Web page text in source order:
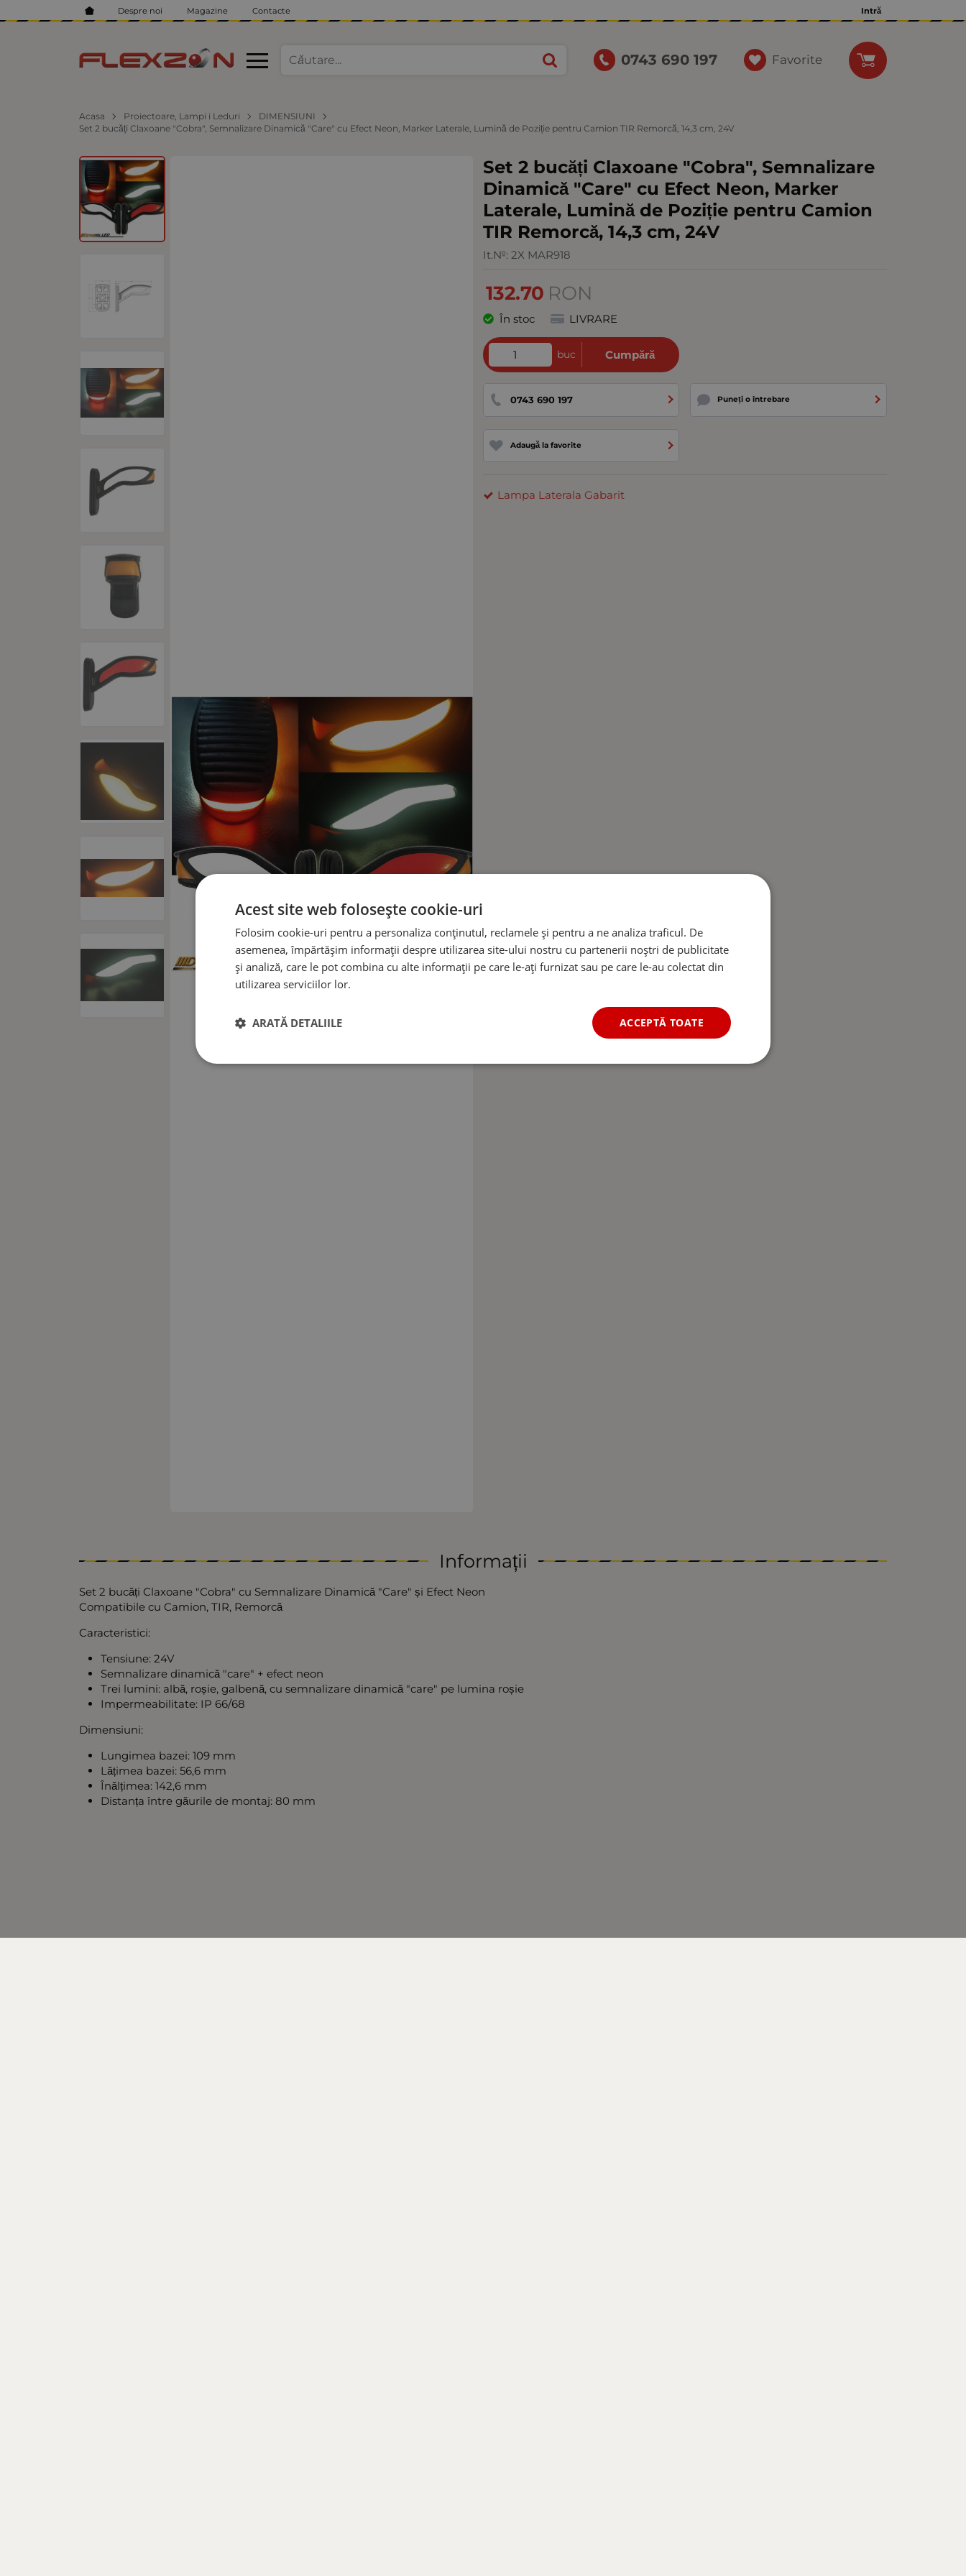
Despre noi Magazine Contacte Intră
0743 690 197 Favorite
Acasa Proiectoare, Lampi i Leduri
DIMENSIUNI
Set 2 bucăți Claxoane "Cobra", Semnalizare Dinamică "Care" cu Efect Neon, Marker Laterale, Lumină de Poziție pentru Camion TIR Remorcă, 14,3 cm, 24V
Set 2 bucăți Claxoane "Cobra", Semnalizare
Dinamică "Care" cu Efect Neon, Marker
Laterale, Lumină de Poziție pentru Camion
TIR Remorcă, 14,3 cm, 24V
It.№: 2X MAR918
132.70 RON
În stoc LIVRARE
buc Cumpără
0743 690 197 Puneți o întrebare
Adaugă la favorite
Lampa Laterala Gabarit
Informații
Set 2 bucăți Claxoane "Cobra" cu Semnalizare Dinamică "Care" și Efect Neon
Compatibile cu Camion, TIR, Remorcă
Caracteristici:
Tensiune: 24V
Semnalizare dinamică "care" + efect neon
Trei lumini: albă, roșie, galbenă, cu semnalizare dinamică "care" pe lumina roșie
Impermeabilitate: IP 66/68
Dimensiuni:
Lungimea bazei: 109 mm
Lățimea bazei: 56,6 mm
Înălțimea: 142,6 mm
Distanța între găurile de montaj: 80 mm
Acest site web folosește cookie-uri
Folosim cookie-uri pentru a personaliza conținutul, reclamele și pentru a ne analiza traficul. De
asemenea, împărtășim informații despre utilizarea site-ului nostru cu partenerii noștri de publicitate
și analiză, care le pot combina cu alte informații pe care le-ați furnizat sau pe care le-au colectat din
utilizarea serviciilor lor.
ACCEPTĂ TOATE
ARATĂ DETALIILE